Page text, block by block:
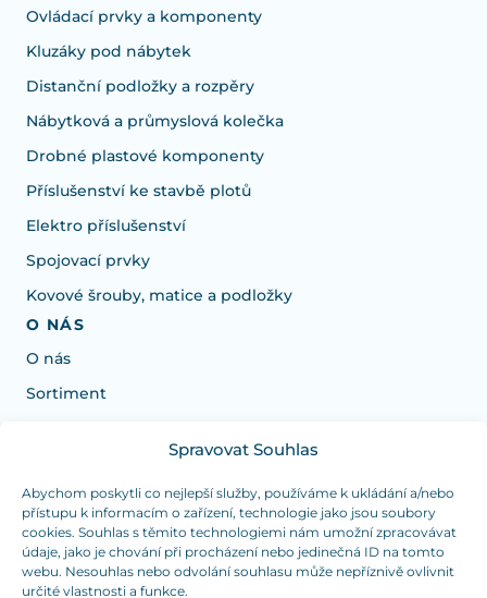
Spravovat Souhlas
Abychom poskytli co nejlepší služby, používáme k ukládání a/nebo
přístupu k informacím o zařízení, technologie jako jsou soubory
cookies. Souhlas s těmito technologiemi nám umožní zpracovávat
údaje, jako je chování při procházení nebo jedinečná ID na tomto
webu. Nesouhlas nebo odvolání souhlasu může nepříznivě ovlivnit
určité vlastnosti a funkce.
Ovládací prvky a komponenty
Kluzáky pod nábytek
Distanční podložky a rozpěry
Nábytková a průmyslová kolečka
Drobné plastové komponenty
Příslušenství ke stavbě plotů
Elektro příslušenství
Spojovací prvky
Kovové šrouby, matice a podložky
O NÁS
O nás
Sortiment
Potřebujete poradit s výběrem?
Jsme tu pro vás Pondělí-Čtvrtek od: 7:30 - 15:30 hodin
a Pátek od 7:30 - 14:30 hodin
info@dualpraha.cz +420 725 802 767